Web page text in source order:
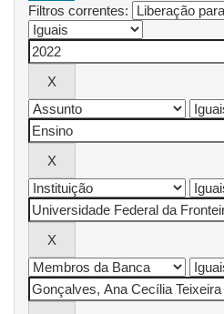
Filtros correntes: